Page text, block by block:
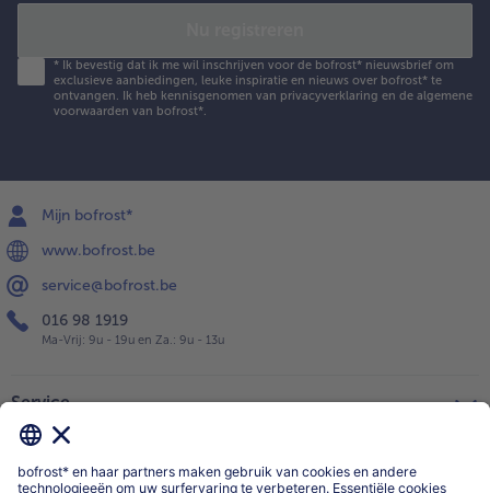
* Ik bevestig dat ik me wil inschrijven voor de bofrost* nieuwsbrief om
exclusieve aanbiedingen, leuke inspiratie en nieuws over bofrost* te
ontvangen. Ik heb kennisgenomen van privacyverklaring en de algemene
voorwaarden van bofrost*.
Mijn bofrost*
www.bofrost.be
service@bofrost.be
016 98 1919
Ma-Vrij: 9u - 19u en Za.: 9u - 13u
Service